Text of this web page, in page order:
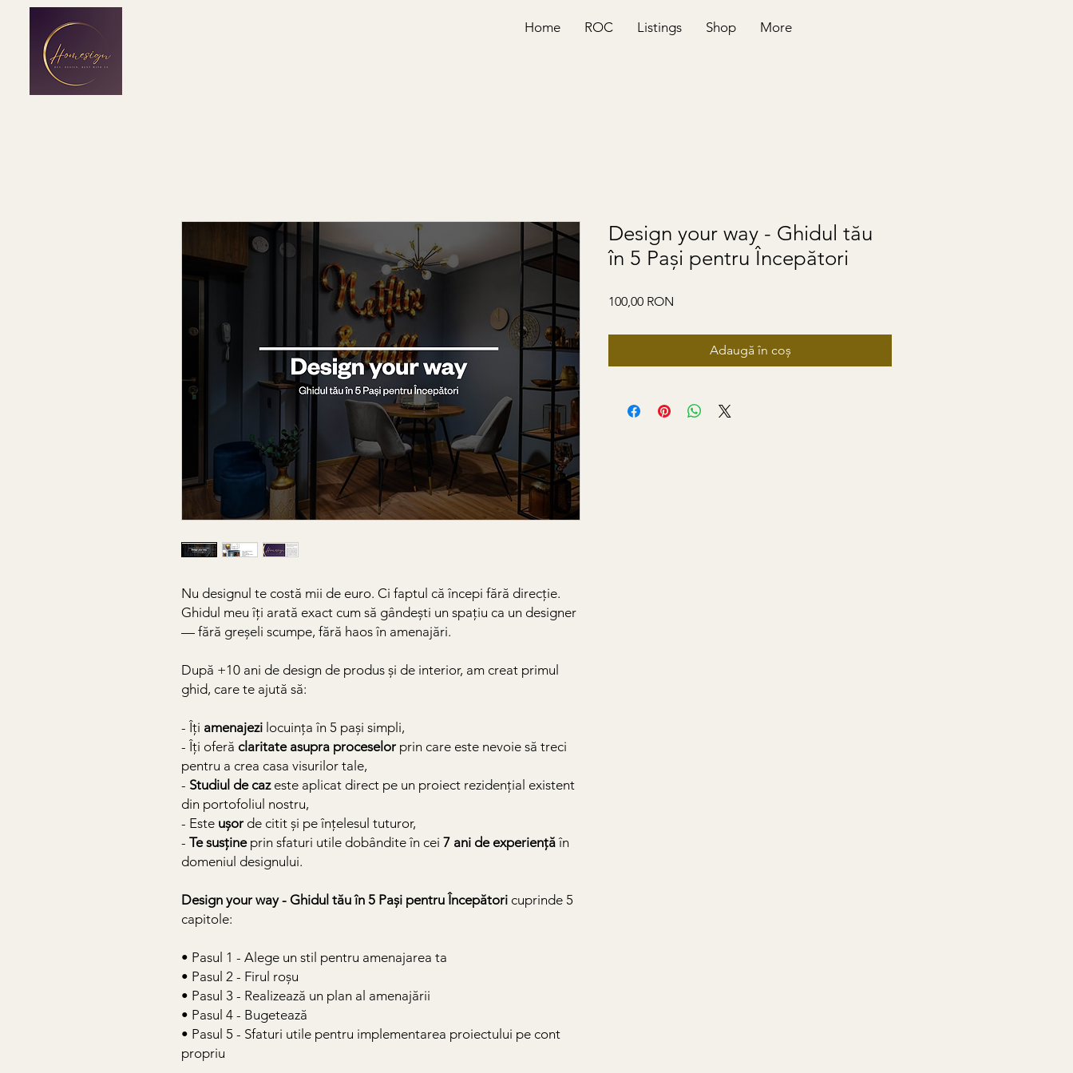
Home ROC Listings Shop More
Nu designul te costă mii de euro. Ci faptul că începi fără direcție.
Ghidul meu îți arată exact cum să gândești un spațiu ca un designer
— fără greșeli scumpe, fără haos în amenajări.
După +10 ani de design de produs și de interior, am creat primul
ghid, care te ajută să:
- Îți amenajezi locuința în 5 pași simpli,
- Îți oferă claritate asupra proceselor prin care este nevoie să treci
pentru a crea casa visurilor tale,
- Studiul de cazeste aplicat direct pe un proiect rezidențial existent
din portofoliul nostru,
- Este ușor de citit și pe înțelesul tuturor,
- Te susțineprin sfaturi utile dobândite în cei 7 ani de experiență în
domeniul designului.
Design your way - Ghidul tău în 5 Pași pentru Începători cuprinde 5
capitole:
• Pasul 1 - Alege un stil pentru amenajarea ta
• Pasul 2 - Firul roșu
• Pasul 3 - Realizează un plan al amenajării
• Pasul 4 - Bugetează
• Pasul 5 - Sfaturi utile pentru implementarea proiectului pe cont
propriu
Design your way - Ghidul tău
în 5 Pași pentru Începători
100,00 RON
Adaugă în coș